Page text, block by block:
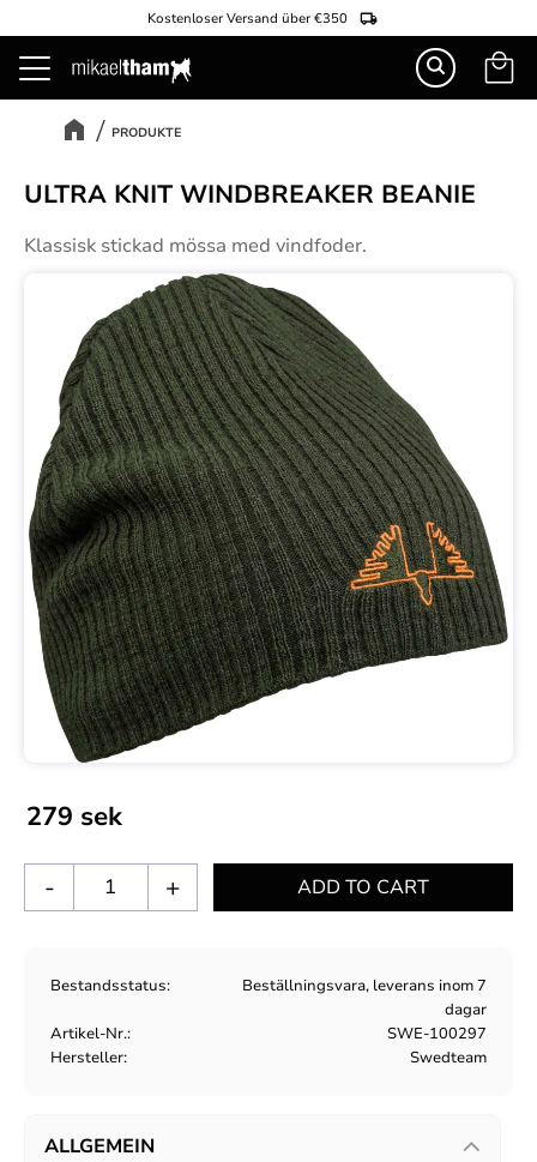
Menü
Kostenloser Versand über €350
PRODUKTE
ULTRA KNIT WINDBREAKER BEANIE
Klassisk stickad mössa med vindfoder.
279 sek
+
-
Bestandsstatus
Beställningsvara, leverans inom 7
dagar
Artikel-Nr.
SWE-100297
Hersteller
Swedteam
ALLGEMEIN